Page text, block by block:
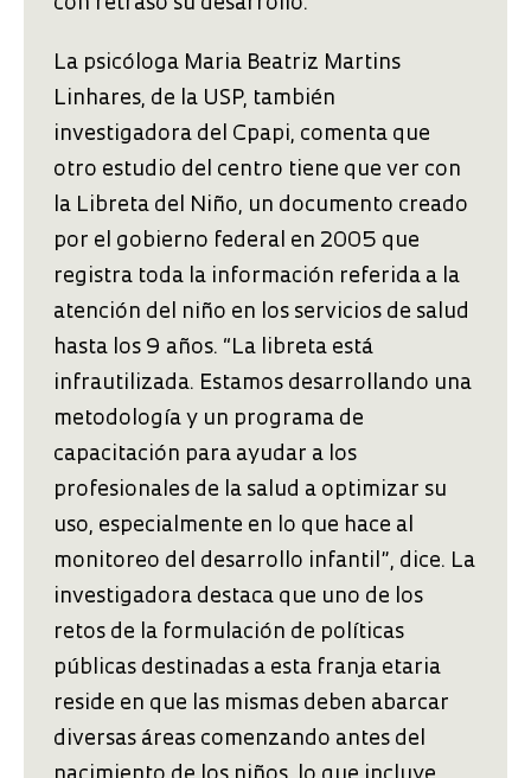
La psicóloga Maria Beatriz Martins
Linhares, de la USP, también
investigadora del Cpapi, comenta que
otro estudio del centro tiene que ver con
la Libreta del Niño, un documento creado
por el gobierno federal en 2005 que
registra toda la información referida a la
atención del niño en los servicios de salud
hasta los 9 años. “La libreta está
infrautilizada. Estamos desarrollando una
metodología y un programa de
capacitación para ayudar a los
profesionales de la salud a optimizar su
uso, especialmente en lo que hace al
monitoreo del desarrollo infantil”, dice. La
investigadora destaca que uno de los
retos de la formulación de políticas
públicas destinadas a esta franja etaria
reside en que las mismas deben abarcar
diversas áreas comenzando antes del